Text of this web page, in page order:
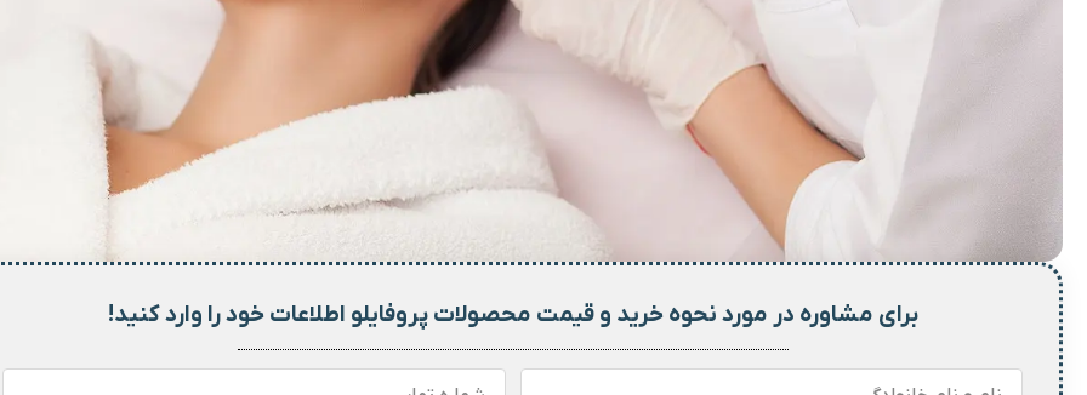
برای مشاوره در مورد نحوه خرید وقیمت محصولات پروفایلو اطلاعات خود را وارد کنید!